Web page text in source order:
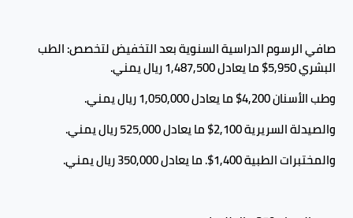
صافي الرسوم الدراسية السنوية بعد التخفيض لتخصص: الطب
البشري 5,950$ ما يعادل 1,487,500 ريال يمني.
وطب الأسنان 4,200$ ما يعادل 1,050,000 ريال يمني.
والصيدلة السريرية 2,100$ ما يعادل 525,000 ريال يمني.
والمختبرات الطبية 1,400$. ما يعادل 350,000 ريال يمني.